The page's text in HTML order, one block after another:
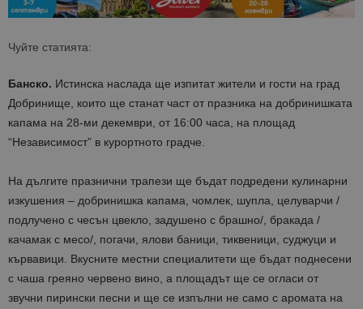
Чуйте статията:
Банско. Истинска наслада ще изпитат жители и гости на град
Добринище, които ще станат част от празника на добринишката
капама на 28-ми декември, от 16:00 часа, на площад
“Независимост” в курортното градче.
На дългите празнични трапези ще бъдат подредени кулинарни
изкушения – добринишка капама, чомлек, шупла, целуварчи /
подлучено с чесън цвекло, задушено с брашно/, бракада /
качамак с месо/, погачи, ялови баници, тиквеници, суджуци и
кървавици. Вкусните местни специалитети ще бъдат поднесени
с чаша греяно червено вино, а площадът ще се огласи от
звучни пирински песни и ще се изпълни не само с аромата на